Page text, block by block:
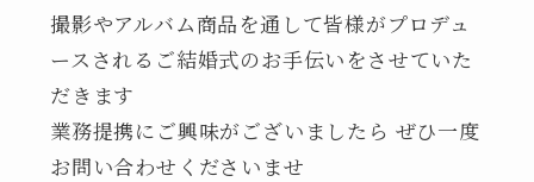
撮影やアルバム商品を通して皆様がプロデュ
ースされるご結婚式のお手伝いをさせていた
だきます
業務提携にご興味がございましたら ぜひ一度
お問い合わせくださいませ